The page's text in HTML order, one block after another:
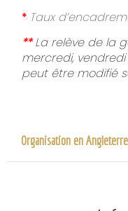
* Taux
**La relève de la
mercredi,
peut être modifié
Organisation en Angleterre